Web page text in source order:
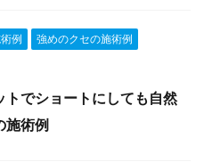
例
強めのクセの施術例
トでショートにしても自然
施術例